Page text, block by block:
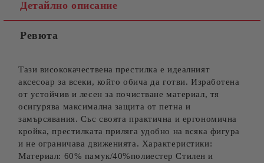
Детайлно описание
Ревюта
Тази висококачествена престилка е идеалният
аксесоар за всеки, който обича да готви. Изработена
от устойчив и лесен за почистване материал, тя
осигурява максимална защита от петна и
замърсявания. Със своята практична и ергономична
кройка, престилката приляга удобно на всяка фигура
и не ограничава движенията. Характеристики:
Материал: 60% памук/40%полиестер Стилен и